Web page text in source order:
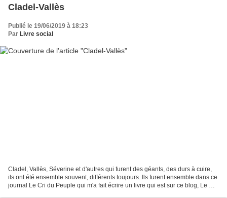
Cladel-Vallès
Publié le 19/06/2019 à 18:23
Par Livre social
Cladel, Vallès, Séverine et d'autres qui furent des géants, des durs à cuire,
ils ont été ensemble souvent, différents toujours. Ils furent ensemble dans ce
journal Le Cri du Peuple qui m'a fait écrire un livre qui est sur ce blog, Le Cri-